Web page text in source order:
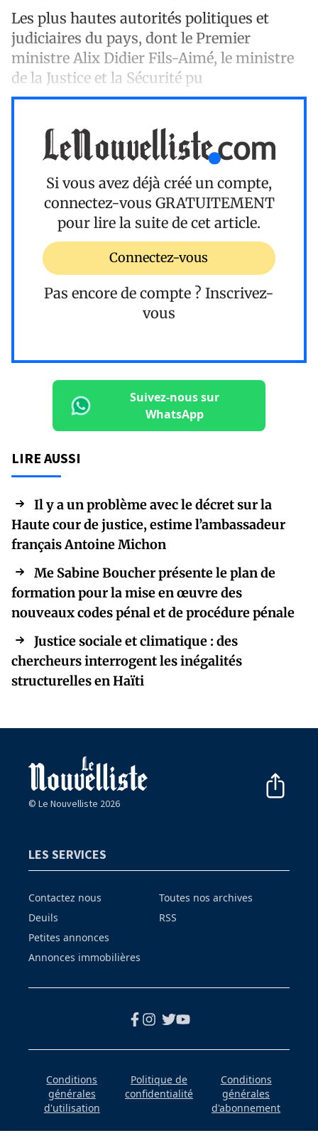
Les plus hautes autorités politiques et
judiciaires du pays, dont le Premier
ministre Alix Didier Fils-Aimé, le ministre
de la Justice et la Sécurité pu
Si vous avez déjà créé un compte,
connectez-vous GRATUITEMENT
pour lire la suite de cet article.
Connectez-vous
Pas encore de compte ? Inscrivez-
vous
Suivez-nous sur
WhatsApp
LIRE AUSSI
Il y a un problème avec le décret sur la
Haute cour de justice, estime l’ambassadeur
français Antoine Michon
Me Sabine Boucher présente le plan de
formation pour la mise en œuvre des
nouveaux codes pénal et de procédure pénale
Justice sociale et climatique : des
chercheurs interrogent les inégalités
structurelles en Haïti
© Le Nouvelliste 2026
LES SERVICES
Contactez nous
Deuils
Petites annonces
Annonces immobilières
Toutes nos archives
RSS
Conditions
générales
d'utilisation
Politique de
confidentialité
Conditions
générales
d'abonnement